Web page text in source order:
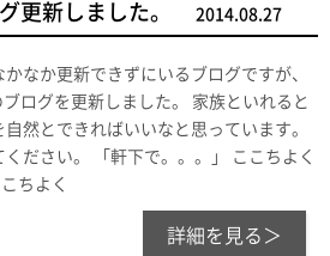
更新しました。 2014.08.27
なか更新できずにいるブログですが、
ログを更新しました。 家族といれると
然とできればいいなと思っています。
ださい。 「軒下で。。。」 ここちよく
ちよく
詳細を見る＞